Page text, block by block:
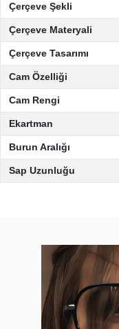
Çerçeve Şekli
Çerçeve Materyali
Çerçeve Tasarımı
Cam Özelliği
Cam Rengi
Ekartman
Burun Aralığı
Sap Uzunluğu